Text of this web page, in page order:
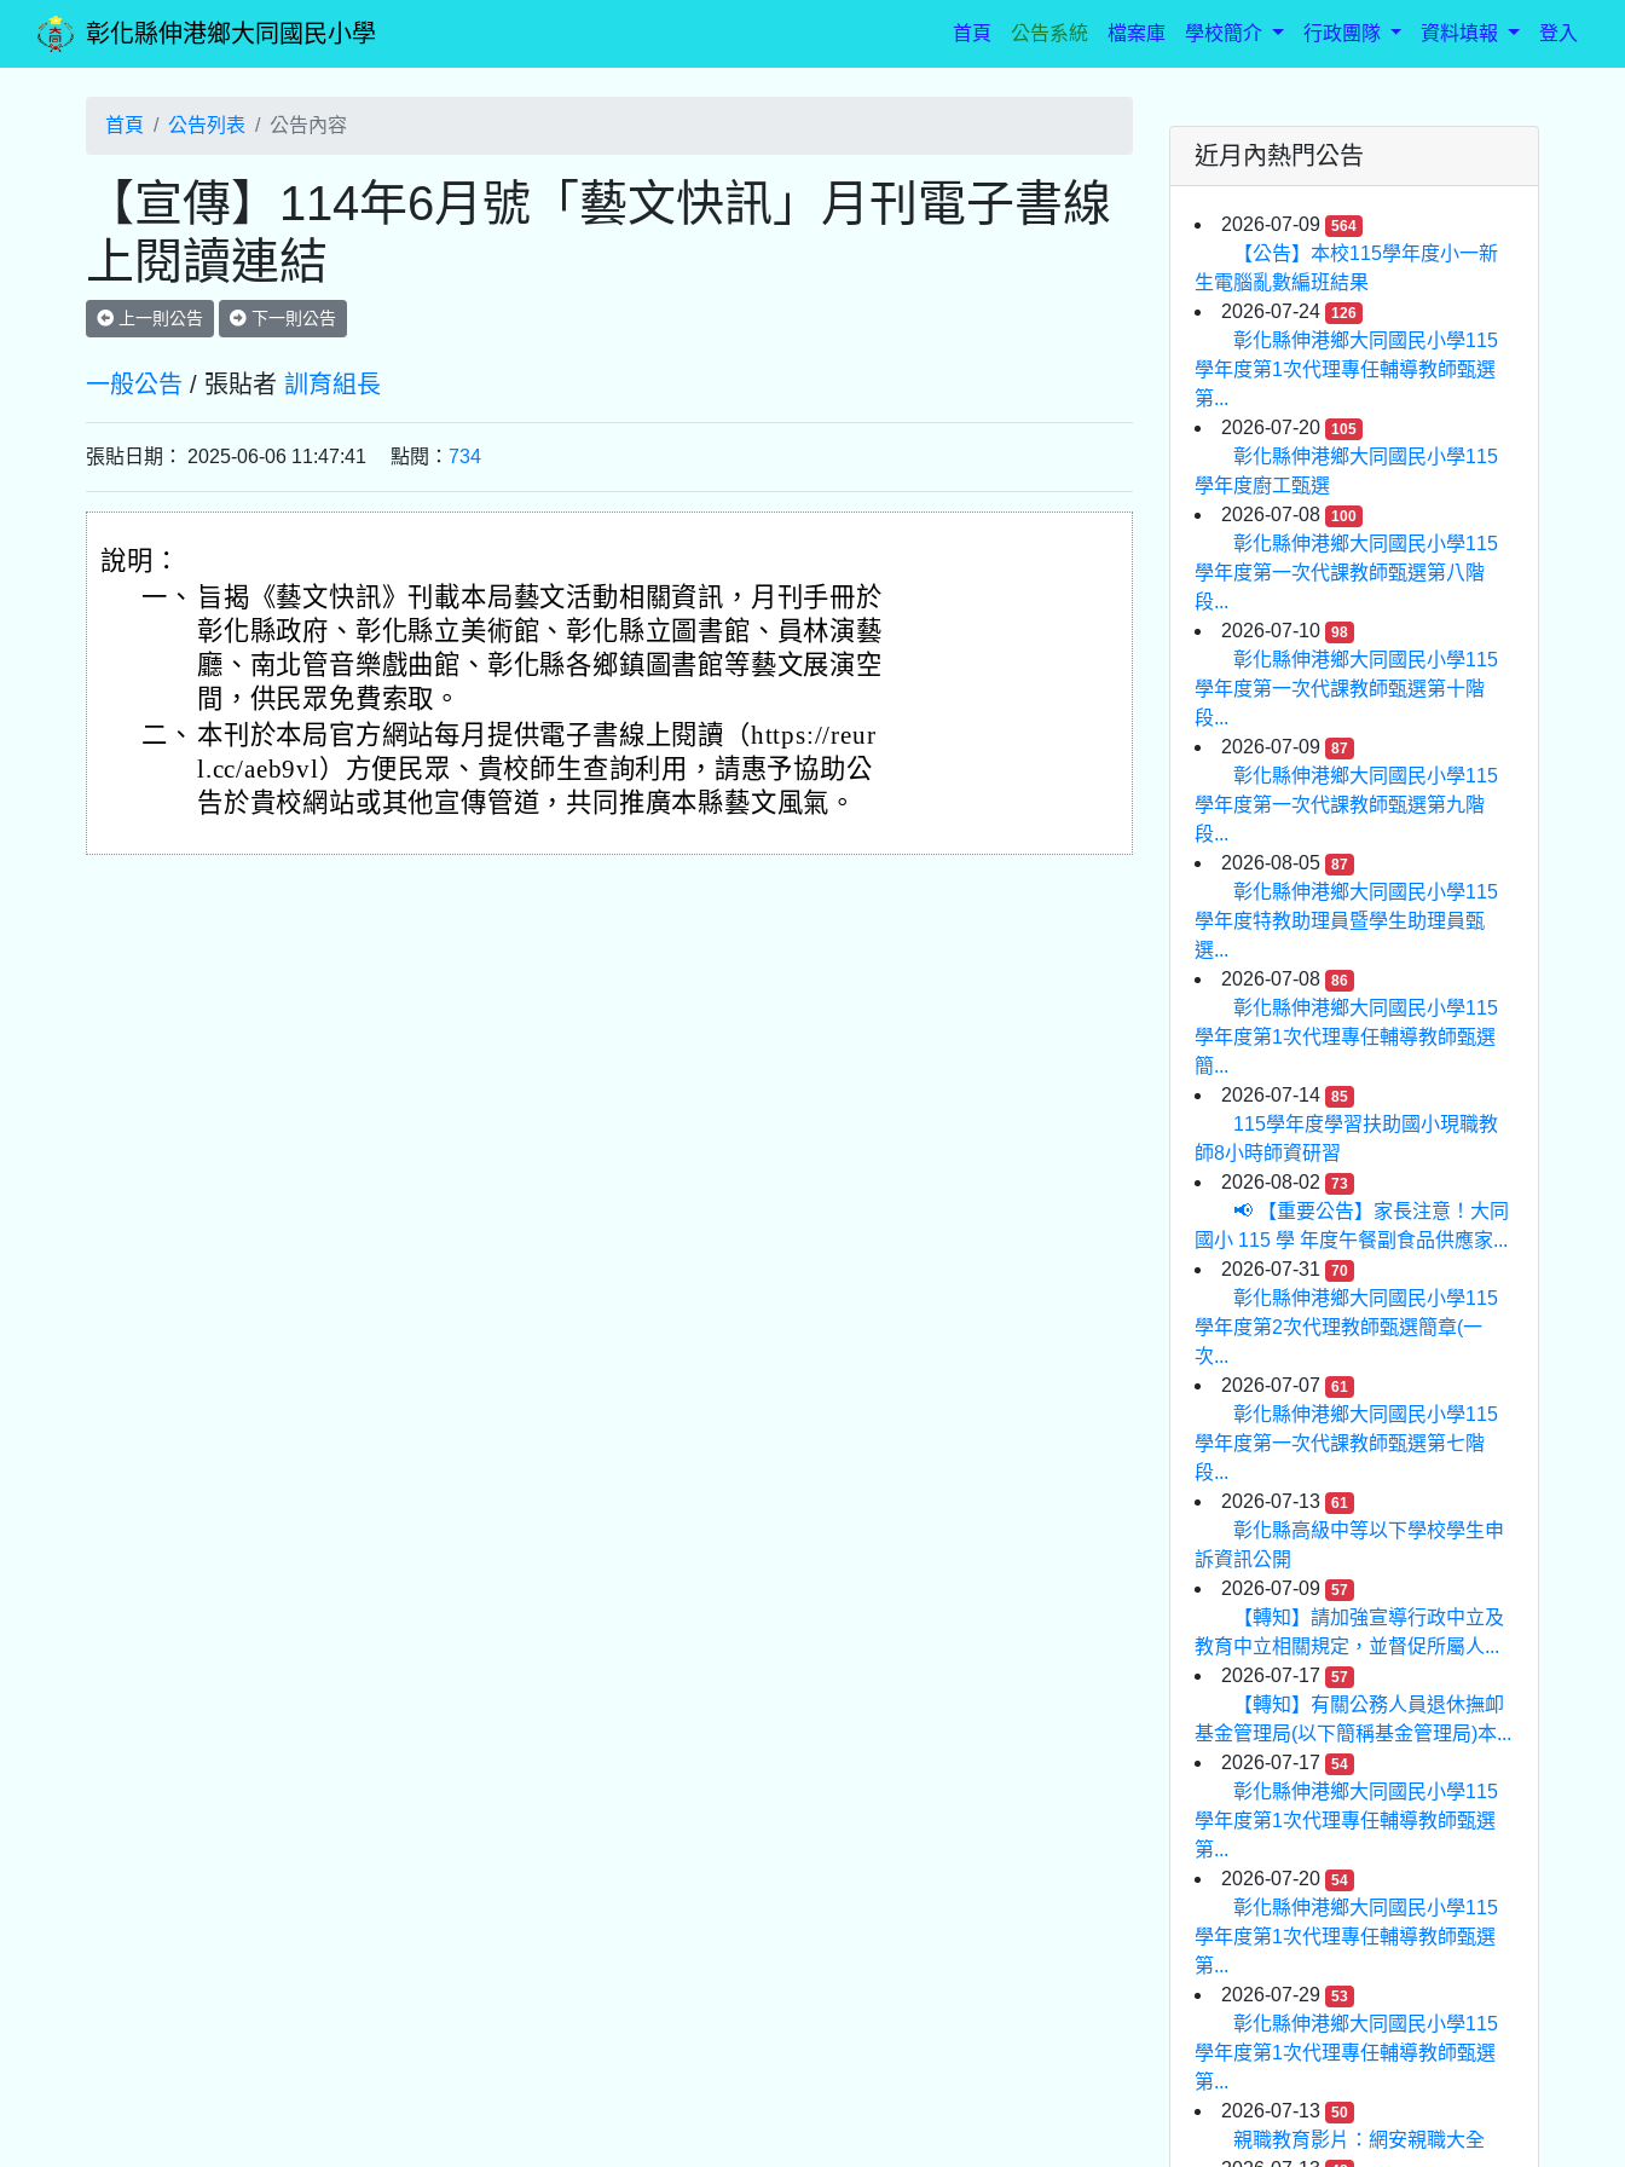
彰化縣伸港鄉大同國民小學 首頁(current)
公告系統 檔案庫 學校簡介 行政團隊 資料填報 登入
首頁 公告列表 公告內容
【宣傳】114年6月號「藝文快訊」月刊電子書線
上閱讀連結
上一則公告 下一則公告
一般公告 / 張貼者 訓育組長
張貼日期： 2025-06-06 11:47:41 點閱： 734
說明：
一、 旨揭《藝文快訊》刊載本局藝文活動相關資訊，月刊手冊於
彰化縣政府、彰化縣立美術館、彰化縣立圖書館、員林演藝
廳、南北管音樂戲曲館、彰化縣各鄉鎮圖書館等藝文展演空
間，供民眾免費索取。
二、 本刊於本局官方網站每月提供電子書線上閱讀（https://reur
l.cc/aeb9vl）方便民眾、貴校師生查詢利用，請惠予協助公
告於貴校網站或其他宣傳管道，共同推廣本縣藝文風氣。
近月內熱門公告
2026-07-09 564
【公告】本校115學年度小一新
生電腦亂數編班結果
2026-07-24
126
彰化縣伸港鄉大同國民小學115
學年度第1次代理專任輔導教師甄選
第...
2026-07-20
105
彰化縣伸港鄉大同國民小學115
學年度廚工甄選
2026-07-08
100
彰化縣伸港鄉大同國民小學115
學年度第一次代課教師甄選第八階
段...
2026-07-10
98
彰化縣伸港鄉大同國民小學115
學年度第一次代課教師甄選第十階
段...
2026-07-09
87
彰化縣伸港鄉大同國民小學115
學年度第一次代課教師甄選第九階
段...
2026-08-05
87
彰化縣伸港鄉大同國民小學115
學年度特教助理員暨學生助理員甄
選...
2026-07-08
86
彰化縣伸港鄉大同國民小學115
學年度第1次代理專任輔導教師甄選
簡...
2026-07-14
85
115學年度學習扶助國小現職教
師8小時師資研習
2026-08-02
73
📢 【重要公告】家長注意！大同
國小 115 學 年度午餐副食品供應家...
2026-07-31
70
彰化縣伸港鄉大同國民小學115
學年度第2次代理教師甄選簡章(一
次...
2026-07-07
61
彰化縣伸港鄉大同國民小學115
學年度第一次代課教師甄選第七階
段...
2026-07-13
61
彰化縣高級中等以下學校學生申
訴資訊公開
2026-07-09
57
【轉知】請加強宣導行政中立及
教育中立相關規定，並督促所屬人...
2026-07-17
57
【轉知】有關公務人員退休撫卹
基金管理局(以下簡稱基金管理局)本...
2026-07-17
54
彰化縣伸港鄉大同國民小學115
學年度第1次代理專任輔導教師甄選
第...
2026-07-20
54
彰化縣伸港鄉大同國民小學115
學年度第1次代理專任輔導教師甄選
第...
2026-07-29
53
彰化縣伸港鄉大同國民小學115
學年度第1次代理專任輔導教師甄選
第...
2026-07-13
50
親職教育影片：網安親職大全